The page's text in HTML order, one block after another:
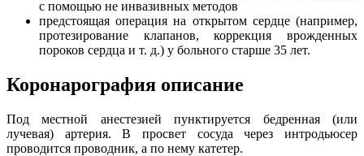
с помощью не инвазивных методов
предстоящая операция на открытом сердце (например,
протезирование клапанов, коррекция врожденных
пороков сердца и т. д.) у больного старше 35 лет.
Коронарография описание
Под местной анестезией пунктируется бедренная (или
лучевая) артерия. В просвет сосуда через интродьюсер
проводится проводник, а по нему катетер.